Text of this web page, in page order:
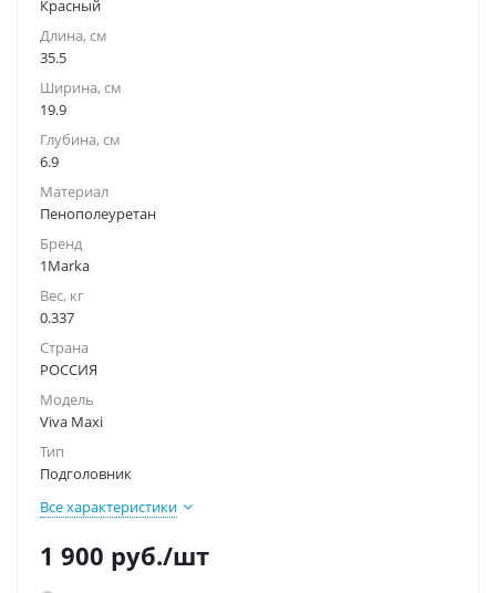
Красный
Длина, см
35.5
Ширина, см
19.9
Глубина, см
6.9
Материал
Пенополеуретан
Бренд
1Marka
Вес, кг
0.337
Страна
РОССИЯ
Модель
Viva Maxi
Тип
Подголовник
Все характеристики
1 900 руб./шт